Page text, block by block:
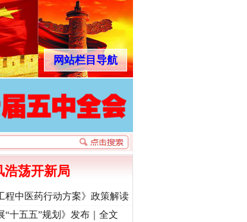
网站栏目导航
浩荡开新局
程中医药行动方案》政策解读
“十五五”规划》发布｜全文